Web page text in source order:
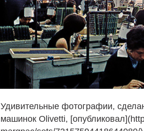
Удивительные фотографии,
машинок Olivetti,